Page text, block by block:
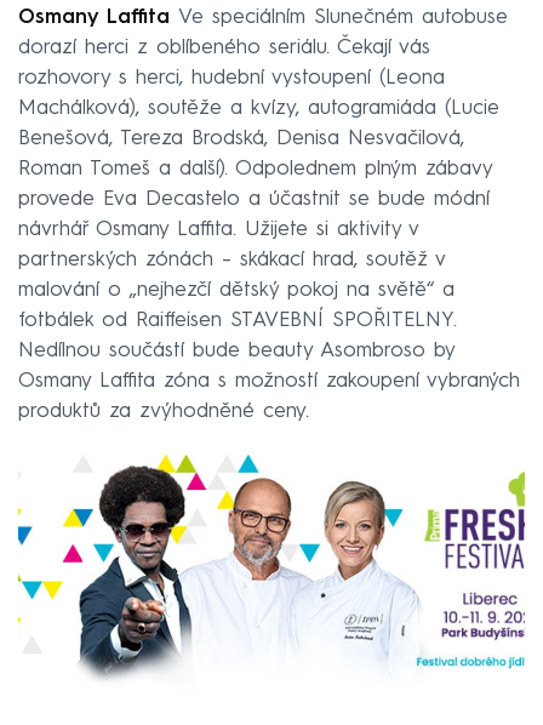
Osmany Laffita Ve speciálním Slunečném autobuse
dorazí herci z oblíbeného seriálu. Čekají vás
rozhovory s herci, hudební vystoupení (Leona
Machálková), soutěže a kvízy, autogramiáda (Lucie
Benešová, Tereza Brodská, Denisa Nesvačilová,
Roman Tomeš a další). Odpolednem plným zábavy
provede Eva Decastelo a účastnit se bude módní
návrhář Osmany Laffita. Užijete si aktivity v
partnerských zónách – skákací hrad, soutěž v
malování o „nejhezčí dětský pokoj na světě“ a
fotbálek od Raiffeisen STAVEBNÍ SPOŘITELNY.
Nedílnou součástí bude beauty Asombroso by
Osmany Laffita zóna s možností zakoupení vybraných
produktů za zvýhodněné ceny.